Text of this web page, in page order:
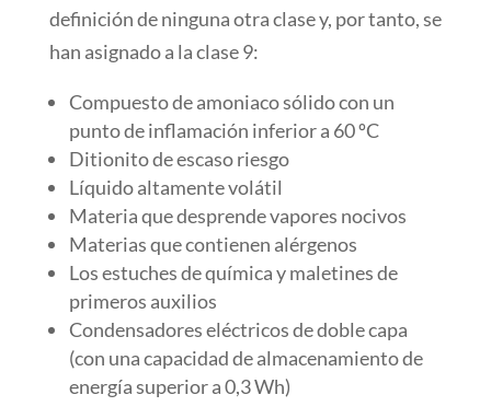
definición de ninguna otra clase y, por tanto, se
han asignado a la clase 9:
Compuesto de amoniaco sólido con un
punto de inflamación inferior a 60 ºC
Ditionito de escaso riesgo
Líquido altamente volátil
Materia que desprende vapores nocivos
Materias que contienen alérgenos
Los estuches de química y maletines de
primeros auxilios
Condensadores eléctricos de doble capa
(con una capacidad de almacenamiento de
energía superior a 0,3 Wh)